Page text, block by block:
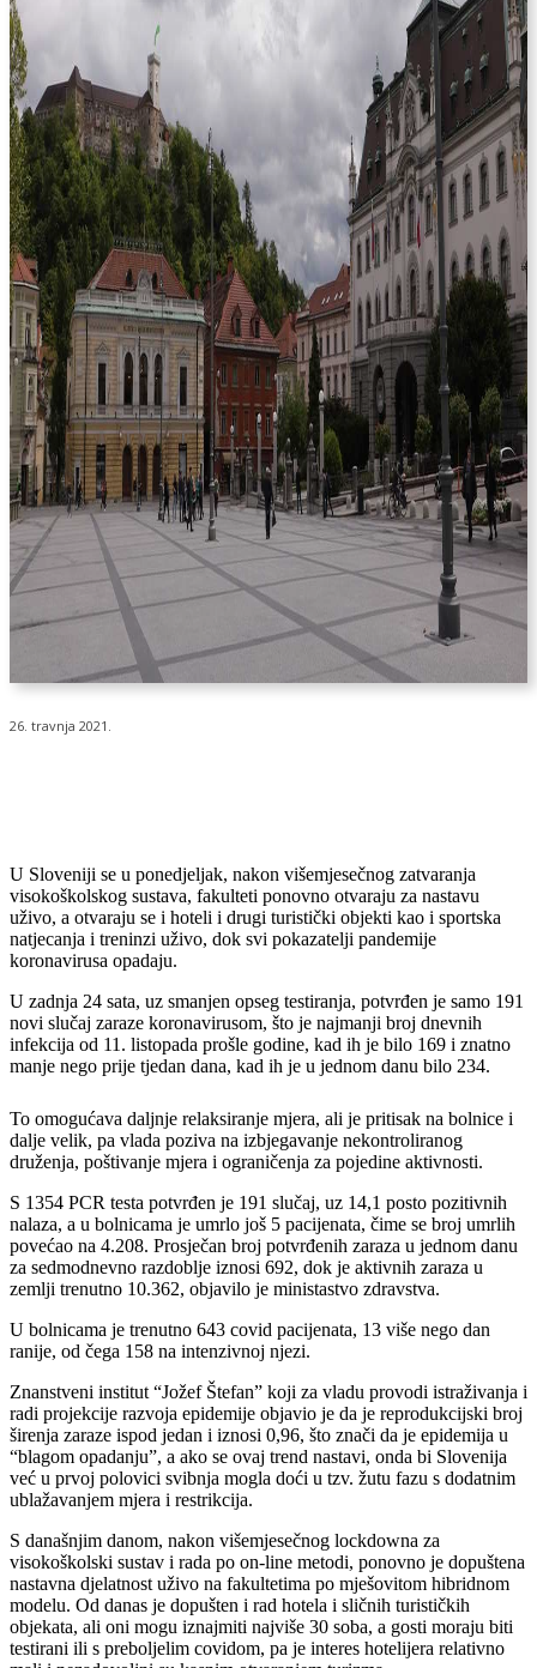
26. travnja 2021.
U Sloveniji se u ponedjeljak, nakon višemjesečnog zatvaranja
visokoškolskog sustava, fakulteti ponovno otvaraju za nastavu
uživo, a otvaraju se i hoteli i drugi turistički objekti kao i sportska
natjecanja i treninzi uživo, dok svi pokazatelji pandemije
koronavirusa opadaju.
U zadnja 24 sata, uz smanjen opseg testiranja, potvrđen je samo 191
novi slučaj zaraze koronavirusom, što je najmanji broj dnevnih
infekcija od 11. listopada prošle godine, kad ih je bilo 169 i znatno
manje nego prije tjedan dana, kad ih je u jednom danu bilo 234.
To omogućava daljnje relaksiranje mjera, ali je pritisak na bolnice i
dalje velik, pa vlada poziva na izbjegavanje nekontroliranog
druženja, poštivanje mjera i ograničenja za pojedine aktivnosti.
S 1354 PCR testa potvrđen je 191 slučaj, uz 14,1 posto pozitivnih
nalaza, a u bolnicama je umrlo još 5 pacijenata, čime se broj umrlih
povećao na 4.208. Prosječan broj potvrđenih zaraza u jednom danu
za sedmodnevno razdoblje iznosi 692, dok je aktivnih zaraza u
zemlji trenutno 10.362, objavilo je ministastvo zdravstva.
U bolnicama je trenutno 643 covid pacijenata, 13 više nego dan
ranije, od čega 158 na intenzivnoj njezi.
Znanstveni institut “Jožef Štefan” koji za vladu provodi istraživanja i
radi projekcije razvoja epidemije objavio je da je reprodukcijski broj
širenja zaraze ispod jedan i iznosi 0,96, što znači da je epidemija u
“blagom opadanju”, a ako se ovaj trend nastavi, onda bi Slovenija
već u prvoj polovici svibnja mogla doći u tzv. žutu fazu s dodatnim
ublažavanjem mjera i restrikcija.
S današnjim danom, nakon višemjesečnog lockdowna za
visokoškolski sustav i rada po on-line metodi, ponovno je dopuštena
nastavna djelatnost uživo na fakultetima po mješovitom hibridnom
modelu. Od danas je dopušten i rad hotela i sličnih turističkih
objekata, ali oni mogu iznajmiti najviše 30 soba, a gosti moraju biti
testirani ili s preboljelim covidom, pa je interes hotelijera relativno